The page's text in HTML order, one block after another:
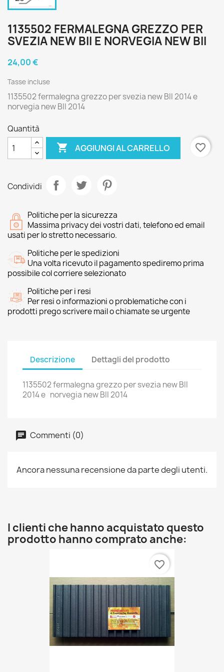
1135502 FERMALEGNA GREZZO PER
SVEZIA NEW BII E NORVEGIA NEW BII
24,00 €
Tasse incluse
1135502 fermalegna grezzo per svezia new BII 2014 e
norvegia new BII 2014
Quantità
 AGGIUNGI AL CARRELLO favorite_border
Condividi
Politiche per la sicurezza
Massima privacy dei vostri dati, telefono ed email
usati per lo stretto necessario.
Politiche per le spedizioni
Una volta ricevuto il pagamento spediremo prima
possibile col corriere selezionato
Politiche per i resi
Per resi o informazioni o problematiche con i
prodotti prego scrivere mail o chiamate se urgente
Descrizione Dettagli del prodotto
1135502 fermalegna grezzo per svezia new BII
2014 e norvegia new BII 2014
Commenti (0)
Ancora nessuna recensione da parte degli utenti.
I clienti che hanno acquistato questo
prodotto hanno comprato anche:
favorite_border